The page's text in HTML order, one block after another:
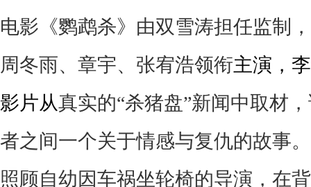
电影《鹦鹉杀》由双雪涛担任监制
周冬雨、章宇、张宥浩领衔主演，
影片从真实的“杀猪盘”新闻中取材
者之间一个关于情感与复仇的故事
照顾自幼因车祸坐轮椅的导演，在